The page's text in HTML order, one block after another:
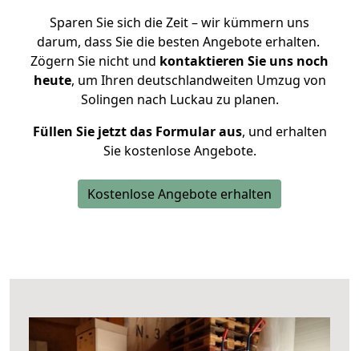
Sparen Sie sich die Zeit – wir kümmern uns
darum, dass Sie die besten Angebote erhalten.
Zögern Sie nicht und kontaktieren Sie uns noch
heute, um Ihren deutschlandweiten Umzug von
Solingen nach Luckau zu planen.
Füllen Sie jetzt das Formular aus, und erhalten
Sie kostenlose Angebote.
Kostenlose Angebote erhalten